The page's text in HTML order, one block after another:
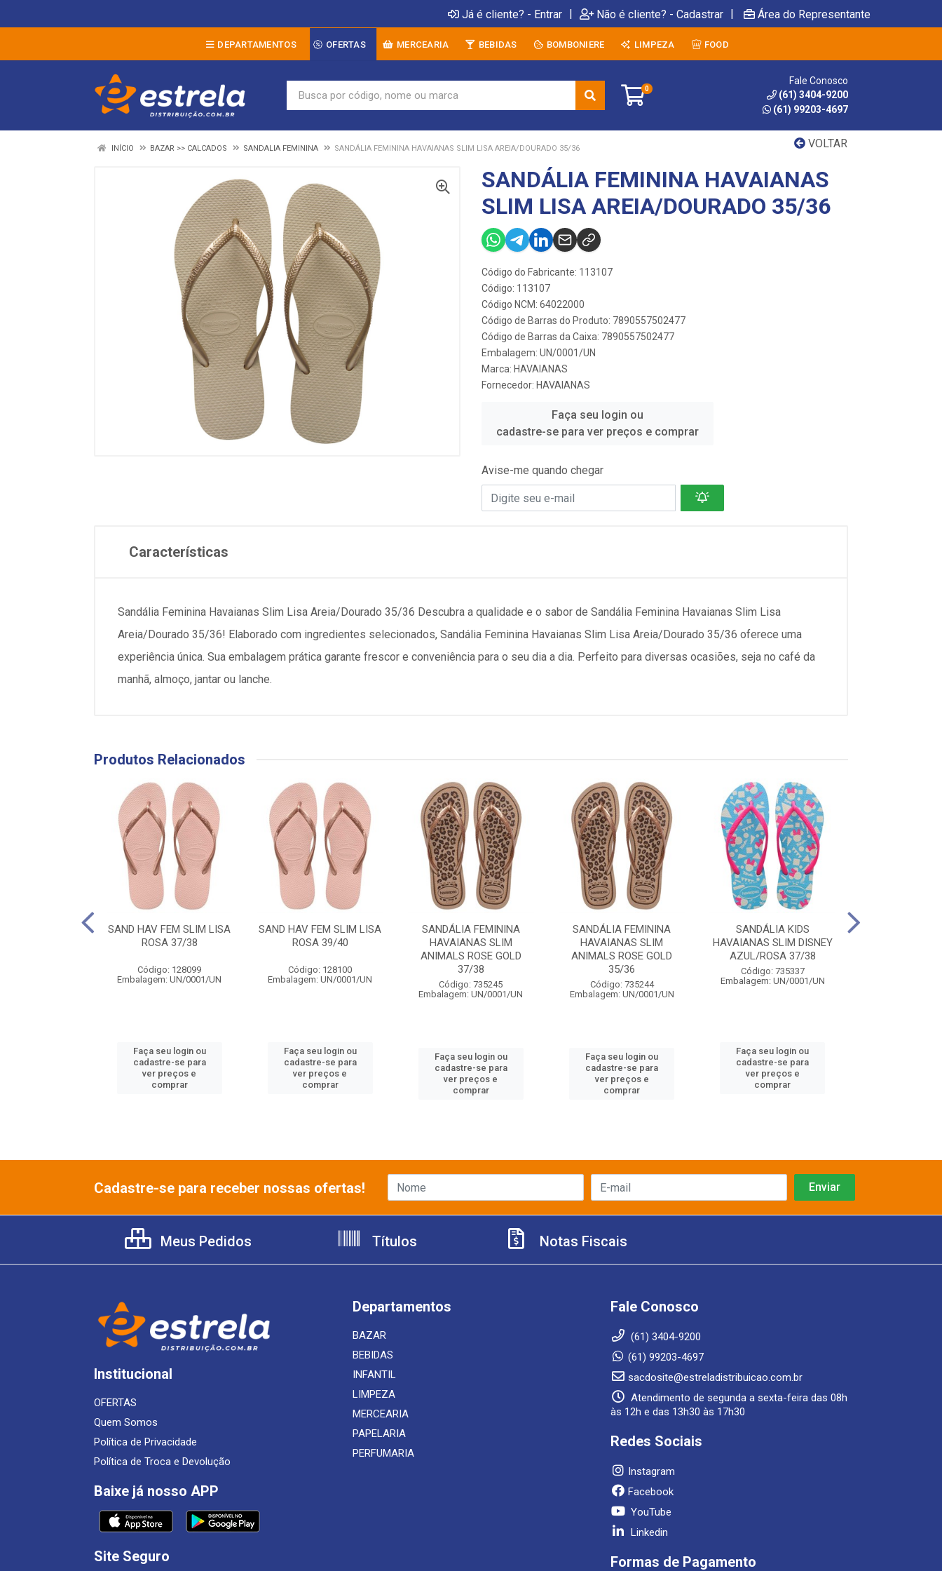
Já é cliente? - Entrar | Não é cliente? - Cadastrar | Área do Representante
DEPARTAMENTOS OFERTAS MERCEARIA BEBIDAS BOMBONIERE LIMPEZA FOOD
0
Fale Conosco
(61) 3404-9200
(61) 99203-4697
VOLTAR
INÍCIO BAZAR >> CALCADOS SANDALIA FEMININA SANDÁLIA FEMININA HAVAIANAS SLIM LISA AREIA/DOURADO 35/36
SANDÁLIA FEMININA HAVAIANAS
SLIM LISA AREIA/DOURADO 35/36
Código do Fabricante: 113107
Código: 113107
Código NCM: 64022000
Código de Barras do Produto: 7890557502477
Código de Barras da Caixa: 7890557502477
Embalagem: UN/0001/UN
Marca: HAVAIANAS
Fornecedor: HAVAIANAS
Faça seu login ou
cadastre-se para ver preços e comprar
Avise-me quando chegar
Características
Sandália Feminina Havaianas Slim Lisa Areia/Dourado 35/36 Descubra a qualidade e o sabor de Sandália Feminina Havaianas Slim Lisa
Areia/Dourado 35/36! Elaborado com ingredientes selecionados, Sandália Feminina Havaianas Slim Lisa Areia/Dourado 35/36 oferece uma
experiência única. Sua embalagem prática garante frescor e conveniência para o seu dia a dia. Perfeito para diversas ocasiões, seja no café da
manhã, almoço, jantar ou lanche.
Produtos Relacionados
SAND HAV FEM SLIM LISA
ROSA 37/38
Código: 128099
Embalagem: UN/0001/UN
Faça seu login ou
cadastre-se para
ver preços e
comprar
SAND HAV FEM SLIM LISA
ROSA 39/40
Código: 128100
Embalagem: UN/0001/UN
Faça seu login ou
cadastre-se para
ver preços e
comprar
SANDÁLIA FEMININA
HAVAIANAS SLIM
ANIMALS ROSE GOLD
37/38
Código: 735245
Embalagem: UN/0001/UN
Faça seu login ou
cadastre-se para
ver preços e
comprar
SANDÁLIA FEMININA
HAVAIANAS SLIM
ANIMALS ROSE GOLD
35/36
Código: 735244
Embalagem: UN/0001/UN
Faça seu login ou
cadastre-se para
ver preços e
comprar
SANDÁLIA KIDS
HAVAIANAS SLIM DISNEY
AZUL/ROSA 37/38
Código: 735337
Embalagem: UN/0001/UN
Faça seu login ou
cadastre-se para
ver preços e
comprar
Cadastre-se para receber nossas ofertas!
Meus Pedidos Títulos Notas Fiscais
Institucional
OFERTAS
Quem Somos
Política de Privacidade
Política de Troca e Devolução
Baixe já nosso APP
Site Seguro
Departamentos
BAZAR
BEBIDAS
INFANTIL
LIMPEZA
MERCEARIA
PAPELARIA
PERFUMARIA
Fale Conosco
(61) 3404-9200
(61) 99203-4697
sacdosite@estreladistribuicao.com.br
Atendimento de segunda a sexta-feira das 08h
às 12h e das 13h30 às 17h30
Redes Sociais
Instagram
Facebook
YouTube
Linkedin
Formas de Pagamento